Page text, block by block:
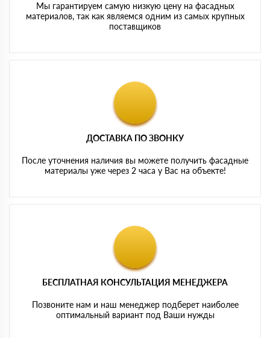
Мы гарантируем самую низкую цену на фасадных
материалов, так как являемся одним из самых крупных
поставщиков
ДОСТАВКА ПО ЗВОНКУ
После уточнения наличия вы можете получить фасадные
материалы уже через 2 часа у Вас на объекте!
БЕСПЛАТНАЯ КОНСУЛЬТАЦИЯ МЕНЕДЖЕРА
Позвоните нам и наш менеджер подберет наиболее
оптимальный вариант под Ваши нужды